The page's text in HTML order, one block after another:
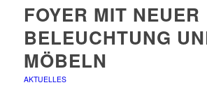
FOYER MIT NEUER
BELEUCHTUNG
MÖBELN
AKTUELLES